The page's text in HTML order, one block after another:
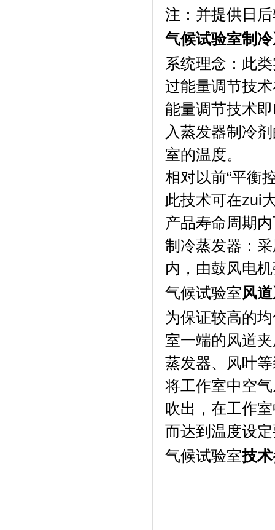
注：并提供
气候试验室制
系统理念：此
过能量调节技术
能量调节技术即
入蒸发器制冷剂
室的温度。
相对以前“平衡控
此技术可在zui
产品寿命周期
制冷蒸发器：
内，由鼓风电
气候试验室风
为保证较高的均
室一端的风道夹
蒸发器、风叶
将工作室中空气
吹出，在工
而达到温度设定要
气候试验室技